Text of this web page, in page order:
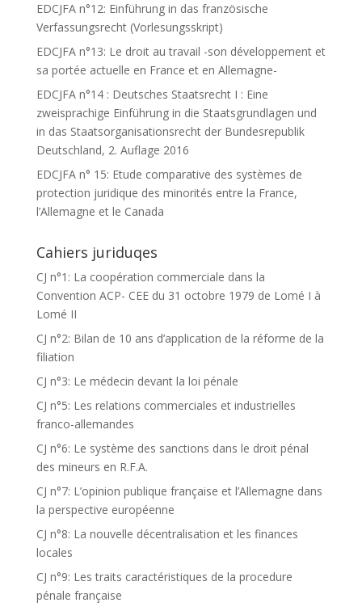
EDCJFA n°12: Einführung in das französische
Verfassungsrecht (Vorlesungsskript)
EDCJFA n°13: Le droit au travail -son développement et
sa portée actuelle en France et en Allemagne-
EDCJFA n°14 : Deutsches Staatsrecht I : Eine
zweisprachige Einführung in die Staatsgrundlagen und
in das Staatsorganisationsrecht der Bundesrepublik
Deutschland, 2. Auflage 2016
EDCJFA n° 15: Etude comparative des systèmes de
protection juridique des minorités entre la France,
l’Allemagne et le Canada
Cahiers juriduqes
CJ n°1: La coopération commerciale dans la
Convention ACP- CEE du 31 octobre 1979 de Lomé I à
Lomé II
CJ n°2: Bilan de 10 ans d’application de la réforme de la
filiation
CJ n°3: Le médecin devant la loi pénale
CJ n°5: Les relations commerciales et industrielles
franco-allemandes
CJ n°6: Le système des sanctions dans le droit pénal
des mineurs en R.F.A.
CJ n°7: L’opinion publique française et l’Allemagne dans
la perspective européenne
CJ n°8: La nouvelle décentralisation et les finances
locales
CJ n°9: Les traits caractéristiques de la procedure
pénale française